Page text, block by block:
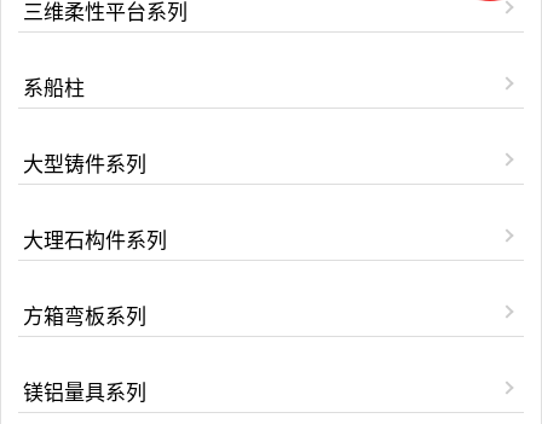
三维柔性平台系列
系船柱
大型铸件系列
大理石构件系列
方箱弯板系列
镁铝量具系列